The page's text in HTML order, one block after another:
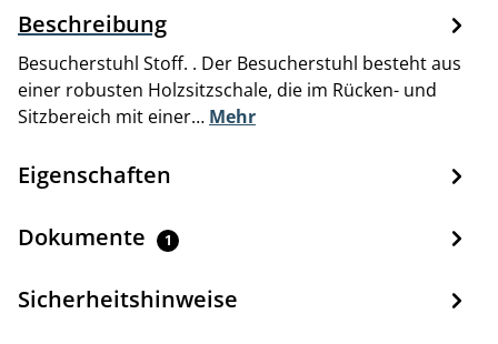
Beschreibung
Besucherstuhl Stoff. . Der Besucherstuhl besteht aus
einer robusten Holzsitzschale, die im Rücken- und
Sitzbereich mit einer… Mehr
Eigenschaften
Dokumente 1
Sicherheitshinweise